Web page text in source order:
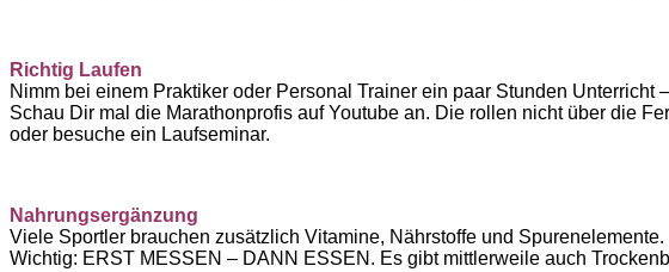
Richtig Laufen
Nimm bei einem Praktiker oder Personal Trainer ein paar Stunden
Schau Dir mal die Marathonprofis auf Youtube an. Die rollen nicht über die
oder besuche ein Laufseminar.
Nahrungsergänzung
Viele Sportler brauchen zusätzlich Vitamine, Nährstoffe und Spurenelemente.
Wichtig: ERST MESSEN – DANN ESSEN. Es gibt mittlerweile auch